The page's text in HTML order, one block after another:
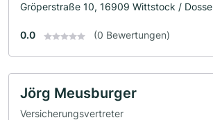
Gröperstraße 10, 16909 Wittstock / Dosse
0.0 (0 Bewertungen)
Jörg Meusburger
Versicherungsvertreter